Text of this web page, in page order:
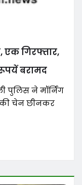
एक गिरफ्तार,
बरामद
पुलिस ने मॉर्निंग
चेन छीनकर